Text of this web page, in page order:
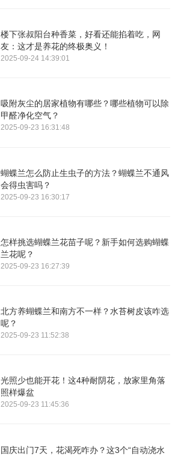
楼下张叔阳台种香菜，好看还能掐着吃，网
友：这才是养花的终极奥义！
2025-09-24 14:39:01
吸附灰尘的居家植物有哪些？哪些植物可以除
甲醛净化空气？
2025-09-23 16:31:48
蝴蝶兰怎么防止生虫子的方法？蝴蝶兰不通风
会得虫害吗？
2025-09-23 16:30:17
怎样挑选蝴蝶兰花苗子呢？新手如何选购蝴蝶
兰花呢？
2025-09-23 16:27:39
北方养蝴蝶兰和南方不一样？水苔树皮该咋选
呢？
2025-09-23 11:52:38
光照少也能开花！这4种耐阴花，放家里角落
照样爆盆
2025-09-23 11:45:36
国庆出门7天，花渴死咋办？这3个“自动浇水